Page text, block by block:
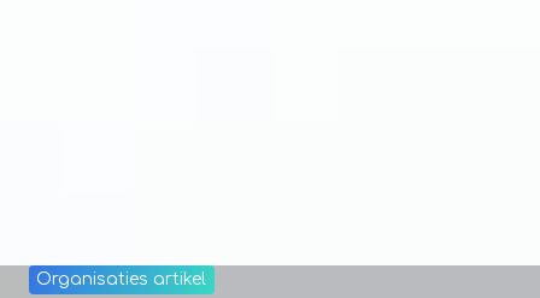
Organisaties artikel